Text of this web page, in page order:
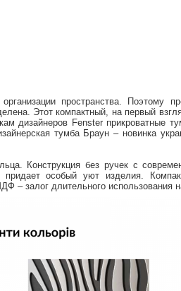
пространства.
Поэтому
Этот компактный, на первый
дизайнеров Fenster прикроватные
тумба Браун – новинка
Конструкция без ручек с
придает особый уют изделия.
– залог длительного использования